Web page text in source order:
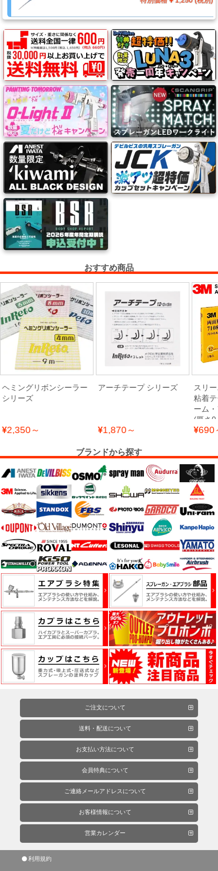
ガ
エ
ア
ブ
ラ
シ
コ
ン
プ
レ
ッ
サ
ー・
エ
ア
ー
コ
ン
ウ
ン
ド・
バ
フ・
ケ
用
品
カ
ッ
テ
ィ
グ
ー
ウ
ィ
ン
ド
ー
フ
ィ
服・
全
おすすめ商品
ヘミングリボンシーラー
シリーズ
2,350～
アーチテープ シリーズ
1,870～
スリ
粘着
ーム
(厚さ
690
ブランドから探す
ご注文について
送料・配送について
お支払い方法について
会員特典について
ご連絡メールアドレスについて
お客様情報について
営業カレンダー
利用規約